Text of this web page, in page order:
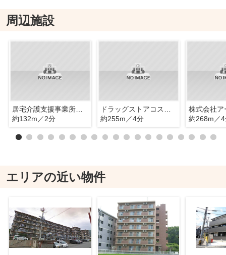
周辺施設
居宅介護支援事業所こてつ
約132m／2分
約255m／4分
約268m／
エリアの近い物件